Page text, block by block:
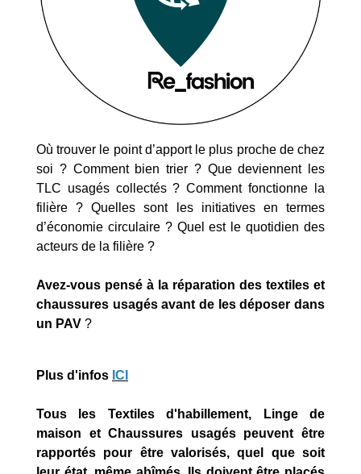
Où trouver le point d’apport le plus proche de chez
soi ? Comment bien trier ? Que deviennent les
TLC usagés collectés ? Comment fonctionne la
filière ? Quelles sont les initiatives en termes
d’économie circulaire ? Quel est le quotidien des
acteurs de la filière ?
Avez-vous pensé à la réparation des textiles et
chaussures usagés avant de les déposer dans
un PAV ?
Plus d'infos ICI
Tous les Textiles d'habillement, Linge de
maison et Chaussures usagés peuvent être
rapportés pour être valorisés, quel que soit